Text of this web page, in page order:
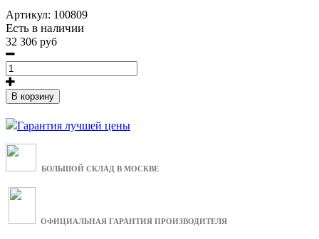
Артикул: 100809
Есть в наличии
32 306 руб
В корзину
Гарантия лучшей цены
БОЛЬШОЙ СКЛАД В МОСКВЕ
ОФИЦИАЛЬНАЯ ГАРАНТИЯ ПРОИЗВОДИТЕЛЯ